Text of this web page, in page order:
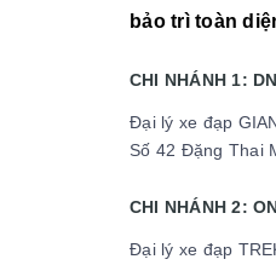
bảo trì toàn
CHI NHÁNH 1:
Đại lý xe đạp
Số 42 Đặng Thai
CHI NHÁNH 2:
Đại lý xe đạp